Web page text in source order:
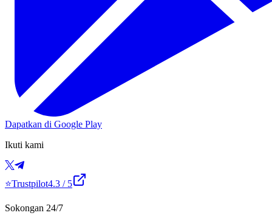
Dapatkan di Google Play
Ikuti kami
⭐Trustpilot4.3 / 5
Sokongan 24/7